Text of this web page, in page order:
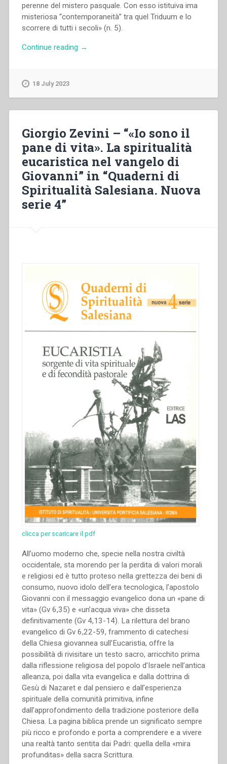
perenne del mistero pasquale. Con esso istituiva ima
misteriosa “contemporaneità” tra quel Triduum e lo
scorrere di tutti i secoli» (n. 5).
Continue reading “Andrea
pasquale
e
dono
eucaristico”
→
18 July 2023
Giorgio Zevini – “«Io sono il
pane di vita». La spiritualità
eucaristica nel vangelo di
Giovanni” in “Quaderni di
Spiritualità Salesiana. Nuova
serie 4”
clicca per scaricare il pdf
All’uomo moderno che, specie nella nostra civiltà
occidentale, sta morendo per la perdita di valori morali
e religiosi ed è tutto proteso nella grettezza dei beni di
consumo, nuovo idolo dell’era tecnologica, l’apostolo
Giovanni con il messaggio evangelico dona un «pane di
vita» (Gv 6,35) e «un’acqua viva» che disseta
definitivamente (Gv 4,13-14). La rilettura del brano
evangelico di Gv 6,22-59, frammento di catechesi
della Chiesa giovannea sull’Eucaristia, offre la
possibilità di rivisitare un testo sacro, arricchito prima
dalla riflessione religiosa del popolo d’Israele nell’antica
alleanza, poi dalla vita evangelica e dalla dottrina di
Gesù di Nazaret e dal pensiero e dall’esperienza
spirituale della comunità primitiva, infine
dall’approfondimento della tradizione posteriore della
Chiesa. La pagina biblica prende un significato sempre
più ricco e profondo e porta a comprendere e a vivere
una realtà tanto sentita dai Padri: quella della «mira
profunditas» della sacra Scrittura.